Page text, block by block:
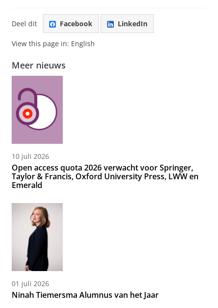
Deel dit Facebook LinkedIn
View this page in: English
Meer nieuws
10 juli 2026
Open access quota 2026 verwacht voor Springer,
Taylor & Francis, Oxford University Press, LWW en
Emerald
01 juli 2026
Ninah Tiemersma Alumnus van het Jaar